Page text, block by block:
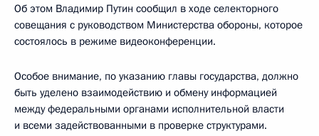
Об этом Владимир Путин сообщил в ходе селекторного
совещания с руководством Министерства обороны, которое
состоялось в режиме видеоконференции.
Особое внимание, по указанию главы государства, должно
быть уделено взаимодействию и обмену информацией
между федеральными органами исполнительной власти
и всеми задействованными в проверке структурами.